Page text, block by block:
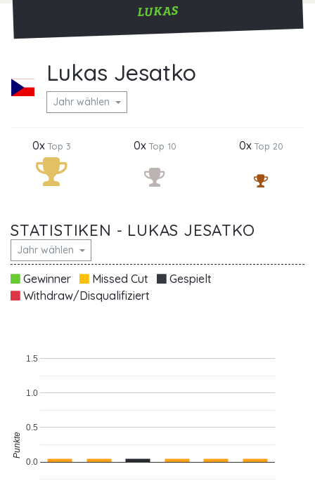
LUKAS
Lukas Jesatko
Jahr wählen
0xTop 3 0xTop 10 0xTop 20
STATISTIKEN - LUKAS JESATKO
Jahr wählen
Gewinner Missed Cut
Gespielt
Withdraw/Disqualifiziert
0.0
0.5
1.0
1.5
Punkte